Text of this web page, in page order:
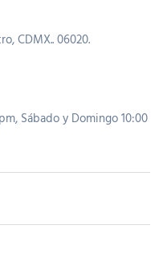
CDMX.. 06020.
, Sábado y Domingo 10:00